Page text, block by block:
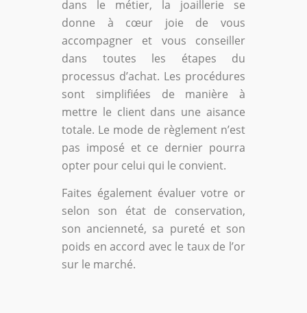
dans le métier, la joaillerie se
donne à cœur joie de vous
accompagner et vous conseiller
dans toutes les étapes du
processus d’achat. Les procédures
sont simplifiées de manière à
mettre le client dans une aisance
totale. Le mode de règlement n’est
pas imposé et ce dernier pourra
opter pour celui qui le convient.
Faites également évaluer votre or
selon son état de conservation,
son ancienneté, sa pureté et son
poids en accord avec le taux de l’or
sur le marché.